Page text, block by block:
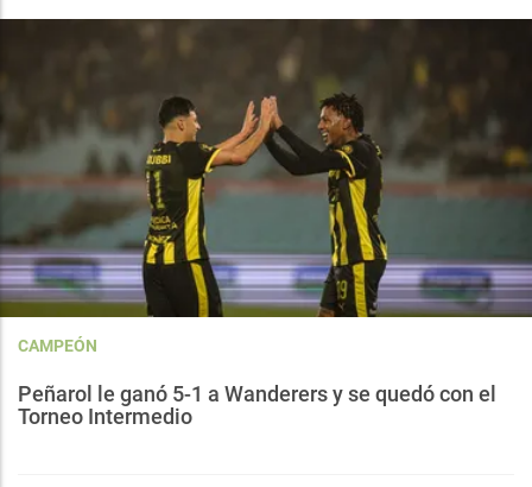
CAMPEÓN
Peñarol le ganó 5-1 a Wanderers y se quedó con el
Torneo Intermedio